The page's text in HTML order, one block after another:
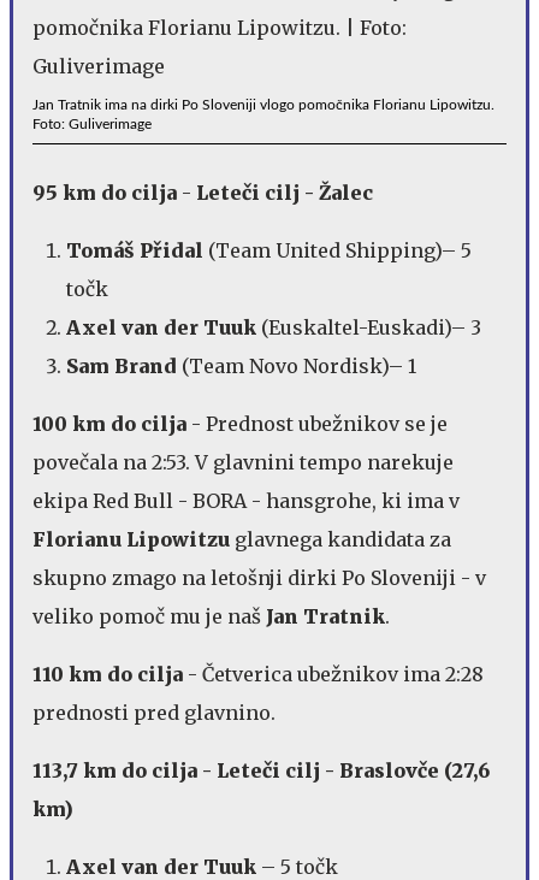
Jan Tratnik ima na dirki Po Sloveniji vlogo pomočnika Florianu Lipowitzu.
Foto: Guliverimage
95 km do cilja - Leteči cilj - Žalec
Tomáš Přidal (Team United Shipping)– 5
točk
Axel van der Tuuk (Euskaltel-Euskadi)– 3
Sam Brand (Team Novo Nordisk)– 1
100 km do cilja - Prednost ubežnikov se je
povečala na 2:53. V glavnini tempo narekuje
ekipa Red Bull - BORA - hansgrohe, ki ima v
Florianu Lipowitzu glavnega kandidata za
skupno zmago na letošnji dirki Po Sloveniji - v
veliko pomoč mu je naš Jan Tratnik.
110 km do cilja - Četverica ubežnikov ima 2:28
prednosti pred glavnino.
113,7 km do cilja - Leteči cilj - Braslovče (27,6
km)
Axel van der Tuuk – 5 točk